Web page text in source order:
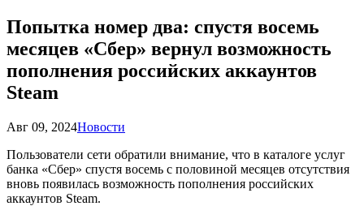
Попытка номер два: спустя восемь
месяцев «Сбер» вернул возможность
пополнения российских аккаунтов
Steam
Авг 09, 2024Новости
Пользователи сети обратили внимание, что в каталоге услуг
банка «Сбер» спустя восемь с половиной месяцев отсутствия
вновь появилась возможность пополнения российских
аккаунтов Steam.